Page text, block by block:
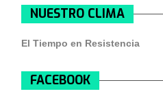
NUESTRO CLIMA
El Tiempo en Resistencia
FACEBOOK